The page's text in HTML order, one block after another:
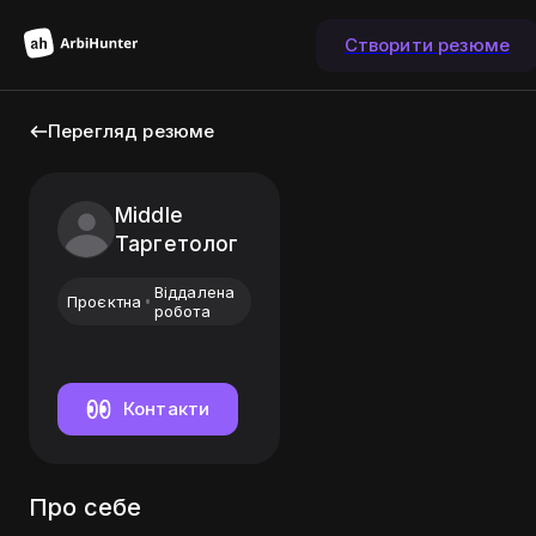
Створити резюме
Перегляд резюме
Middle
Таргетолог
Проєктна
Віддалена
робота
Контакти
Про себе